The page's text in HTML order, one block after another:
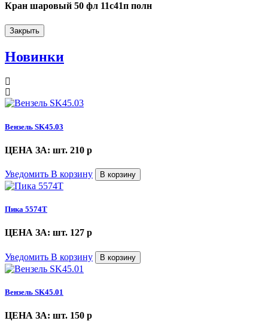
Кран шаровый 50 фл 11с41п полн
Закрыть
Новинки
Вензель SK45.03
ЦЕНА ЗА: шт. 210 p
Уведомить В корзину В корзину
Пика 5574Т
ЦЕНА ЗА: шт. 127 p
Уведомить В корзину В корзину
Вензель SK45.01
ЦЕНА ЗА: шт. 150 p